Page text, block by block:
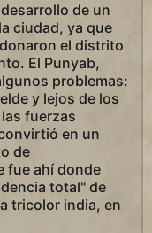
de un
ciudad, ya que
el distrito
El Punyab,
problemas:
y lejos de los
fuerzas
en un
de
fue ahí donde
total" de
tricolor india, en